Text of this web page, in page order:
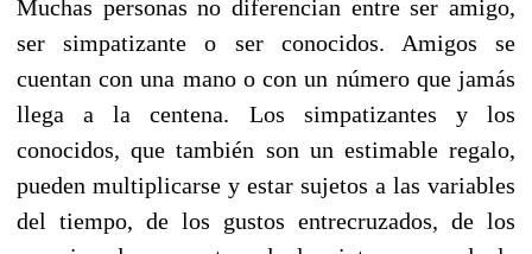
Muchas personas no diferencian entre ser amigo,
ser simpatizante o ser conocidos. Amigos se
cuentan con una mano o con un número que jamás
llega a la centena. Los simpatizantes y los
conocidos, que también son un estimable regalo,
pueden multiplicarse y estar sujetos a las variables
del tiempo, de los gustos entrecruzados, de los